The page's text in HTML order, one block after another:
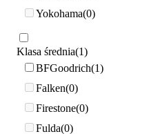
Yokohama 0
Klasa średnia 1
BFGoodrich 1
Falken 0
Firestone 0
Fulda 0